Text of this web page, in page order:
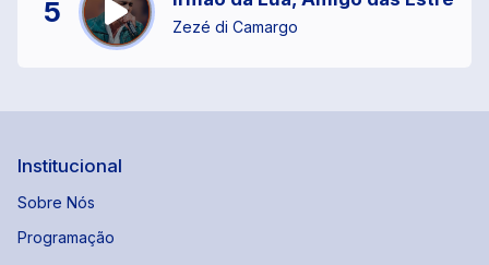
5 Zezé di Camargo
Institucional
Sobre Nós
Programação